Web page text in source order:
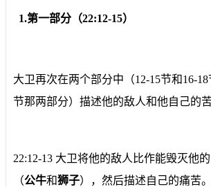
1.第一部分（22:12-15）
大卫再次在两个部分中（12-15节和16-
节那两部分）描述他的敌人和他自己的苦
22:12-13 大卫将他的敌人比作能毁灭他
（公牛和狮子），然后描述自己的痛苦。